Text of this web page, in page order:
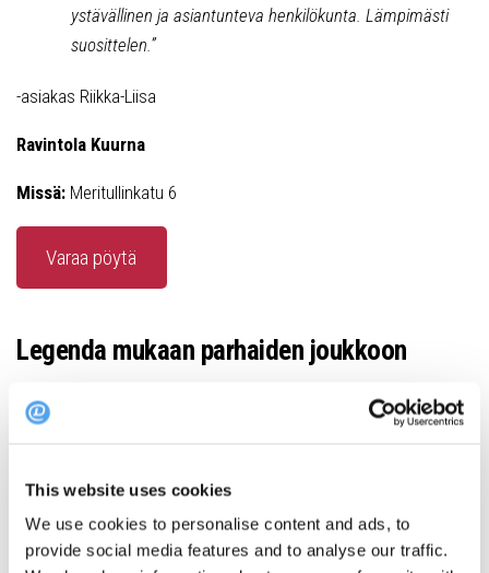
This website uses cookies
We use cookies to personalise content and ads, to
provide social media features and to analyse our traffic.
ystävällinen ja asiantunteva henkilökunta. Lämpimästi
suosittelen.”
-asiakas Riikka-Liisa
Ravintola Kuurna
Missä: Meritullinkatu 6
Varaa pöytä
Legenda mukaan parhaiden joukkoon
Kallion sydämessä on jo talvisodan ajoista lähtien toiminut
vanhaa stadilaista ravintolakulttuuria tuoden sen onnistuneesti